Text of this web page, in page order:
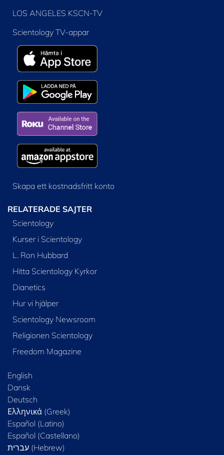
LOS ANGELES KSCN-TV
Scientology TV-appar
Skapa ett kostnadsfritt konto
RELATERADE SAJTER
Scientology
Kurser i Scientology
L. Ron Hubbard
Hitta Scientology Kyrkor
Dianetics
Hur vi hjälper
Scientology Newsroom
Religionen Scientology
Freedom Magazine
English
Dansk
Deutsch
Ελληνικά (Greek)
Español (Latino)
Español (Castellano)